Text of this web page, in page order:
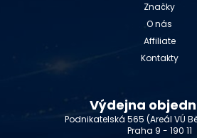
Značky
O nás
Affiliate
Kontakty
Výdejna
Podnikatelská 565 (Areál VÚ
Praha 9 - 190 11